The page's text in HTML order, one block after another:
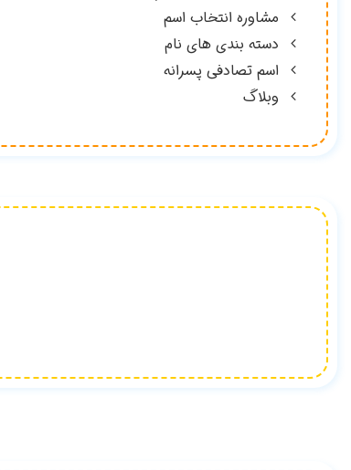
مشاوره انتخاب اسم
دسته بندی های نام
اسم تصادفی پسرانه
وبلاگ